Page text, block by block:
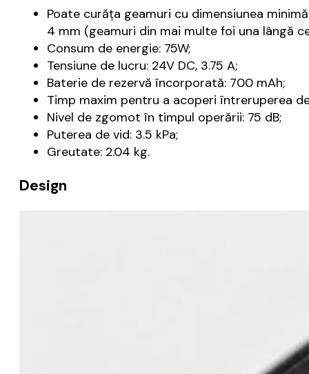
Poate curăța geamuri cu dimensiunea
4 mm (geamuri din mai multe foi una lângă
Consum de energie: 75W;
Tensiune de lucru: 24V DC, 3.75 A;
Baterie de rezervă încorporată: 700 mAh;
Timp maxim pentru a acoperi întreruperea
Nivel de zgomot în timpul operării: 75 dB;
Puterea de vid: 3.5 kPa;
Greutate: 2.04 kg.
Design